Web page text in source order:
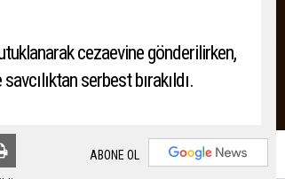
cezaevine gönderilirken,
serbest bırakıldı.
ABONE OL